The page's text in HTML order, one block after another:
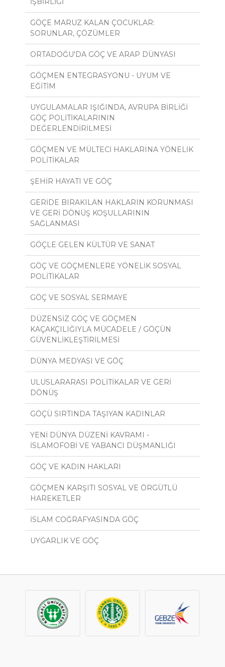
GÖÇE MARUZ KALAN ÇOCUKLAR:
SORUNLAR, ÇÖZÜMLER
ORTADOĞU'DA GÖÇ VE ARAP DÜNYASI
GÖÇMEN ENTEGRASYONU - UYUM VE
EĞİTİM
UYGULAMALAR IŞIĞINDA, AVRUPA BİRLİĞİ
GÖÇ POLİTİKALARININ
DEĞERLENDİRİLMESİ
GÖÇMEN VE MÜLTECİ HAKLARINA YÖNELİK
POLİTİKALAR
ŞEHİR HAYATI VE GÖÇ
GERİDE BIRAKILAN HAKLARIN KORUNMASI
VE GERİ DÖNÜŞ KOŞULLARININ
SAĞLANMASI
GÖÇLE GELEN KÜLTÜR VE SANAT
GÖÇ VE GÖÇMENLERE YÖNELİK SOSYAL
POLİTİKALAR
GÖÇ VE SOSYAL SERMAYE
DÜZENSİZ GÖÇ VE GÖÇMEN
KAÇAKÇILIĞIYLA MÜCADELE / GÖÇÜN
GÜVENLİKLEŞTİRİLMESİ
DÜNYA MEDYASI VE GÖÇ
ULUSLARARASI POLİTİKALAR VE GERİ
DÖNÜŞ
GÖÇÜ SIRTINDA TAŞIYAN KADINLAR
YENİ DÜNYA DÜZENİ KAVRAMI -
İSLAMOFOBİ VE YABANCI DÜŞMANLIĞI
GÖÇ VE KADIN HAKLARI
GÖÇMEN KARŞITI SOSYAL VE ÖRGÜTLÜ
HAREKETLER
İSLAM COĞRAFYASINDA GÖÇ
UYGARLIK VE GÖÇ